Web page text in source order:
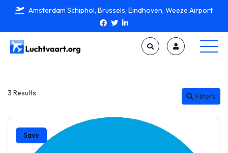
Amsterdam Schiphol, Brussels, Eindhoven, Weeze Airport
3 Results Filters
Save